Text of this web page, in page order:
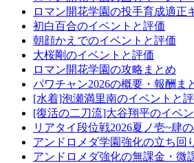
ロマン開花学園の投手育成適正
初白百合のイベントと評価
朝顔かえでのイベントと評価
大桜剛のイベントと評価
ロマン開花学園の攻略まとめ
パワチャン2026の概要・報酬ま
[水着]泡瀬満里南のイベントと
[復活の二刀流]大谷翔平のイベ
リアタイ段位戦2026夏ノ壱~肆
アンドロメダ学園強化の立ち回
アンドロメダ強化の無課金・微